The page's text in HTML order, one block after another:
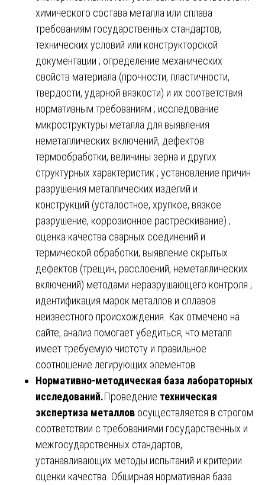
химического состава металла или сплава
требованиям государственных стандартов,
технических условий или конструкторской
документации ; определение механических
свойств материала (прочности, пластичности,
твердости, ударной вязкости) и их соответствия
нормативным требованиям ; исследование
микроструктуры металла для выявления
неметаллических включений, дефектов
термообработки, величины зерна и других
структурных характеристик ; установление причин
разрушения металлических изделий и
конструкций (усталостное, хрупкое, вязкое
разрушение, коррозионное растрескивание) ;
оценка качества сварных соединений и
термической обработки; выявление скрытых
дефектов (трещин, расслоений, неметаллических
включений) методами неразрушающего контроля ;
идентификация марок металлов и сплавов
неизвестного происхождения. Как отмечено на
сайте, анализ помогает убедиться, что металл
имеет требуемую чистоту и правильное
соотношение легирующих элементов.
Нормативно-методическая база лабораторных
исследований.Проведение техническая
экспертиза металлов осуществляется в строгом
соответствии с требованиями государственных и
межгосударственных стандартов,
устанавливающих методы испытаний и критерии
оценки качества. Обширная нормативная база